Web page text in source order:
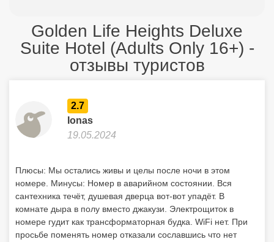
Golden Life Heights Deluxe
Suite Hotel (Adults Only 16+) -
отзывы туристов
2.7
Ionas
19.05.2024
Плюсы: Мы остались живы и целы после ночи в этом
номере. Минусы: Номер в аварийном состоянии. Вся
сантехника течёт, душевая дверца вот-вот упадёт. В
комнате дыра в полу вместо джакузи. Электрощиток в
номере гудит как трансформаторная будка. WiFi нет. При
просьбе поменять номер отказали сославшись что нет